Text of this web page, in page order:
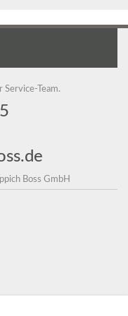
Service-Team.
Boss GmbH